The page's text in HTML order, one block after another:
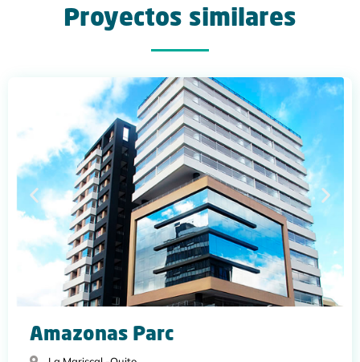
Proyectos similares
Amazonas Parc